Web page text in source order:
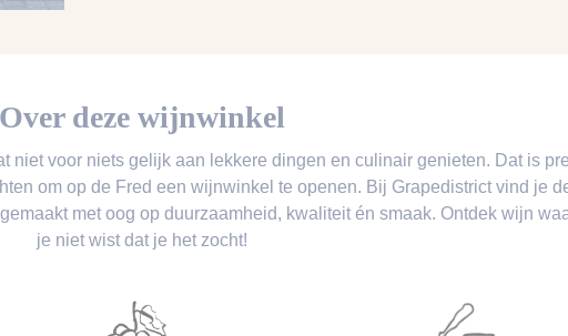
Over deze wijnwinkel
niet voor niets gelijk aan lekkere dingen en culinair genieten. Dat is
om op de Fred een wijnwinkel te openen. Bij Grapedistrict vind je
met oog op duurzaamheid, kwaliteit én smaak. Ontdek wijn
je niet wist dat je het zocht!